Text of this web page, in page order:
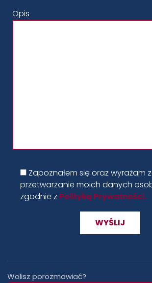
Opis
Zapoznałem się oraz wyrażam
przetwarzanie moich danych
zgodnie z Polityką Prywatności.
Wolisz porozmawiać?